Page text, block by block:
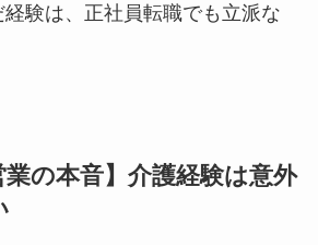
験は、正社員転職でも立派な
業の本音】介護経験は意外